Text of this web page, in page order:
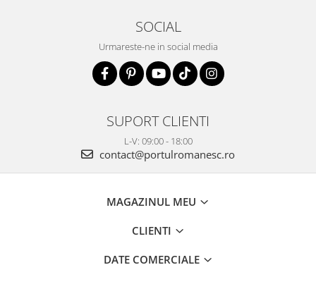
SOCIAL
Urmareste-ne in social media
SUPORT CLIENTI
L-V: 09:00 - 18:00
contact@portulromanesc.ro
MAGAZINUL MEU
CLIENTI
DATE COMERCIALE